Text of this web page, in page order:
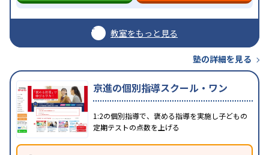
教室をもっと見る
塾の詳細を見る
京進の個別指導スクール・ワン
1:2の個別指導で、褒める指導を実施し子どもの
定期テストの点数を上げる